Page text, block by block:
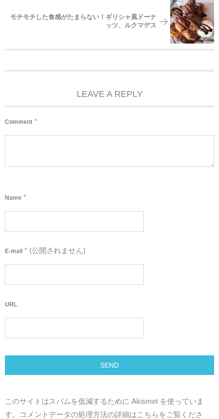
モチモチした食感がたまらない！ギリシャ風ドーナ
ッツ、ルクマデス
LEAVE A REPLY
Comment *
Name *
E-mail * (公開されません)
URL
このサイトはスパムを低減するために Akismet を使っていま
す。
コメントデータの処理方法の詳細はこちらをご覧くださ